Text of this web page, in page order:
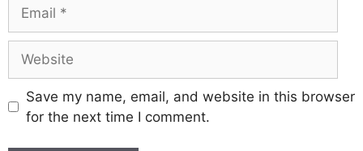
Save my name, email, and website in this browser
for the next time I comment.